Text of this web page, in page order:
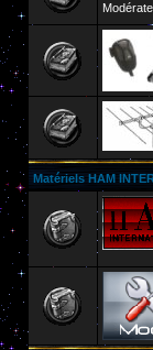
Matériels HAM